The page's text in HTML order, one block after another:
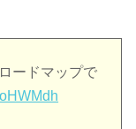
ードマップで